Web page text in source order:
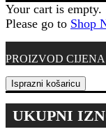
Your cart is empty.
Please go to Shop
PROIZVOD CIJENA
Isprazni košaricu
UKUPNI